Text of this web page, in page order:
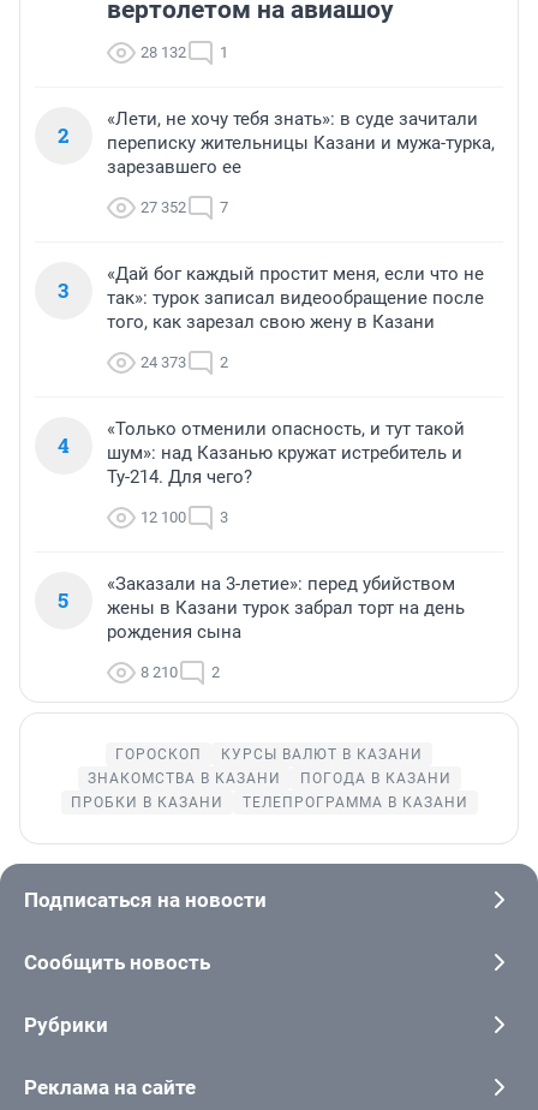
вертолетом на авиашоу
28 132 1
2
«Лети, не хочу тебя знать»: в суде зачитали
переписку жительницы Казани и мужа-турка,
зарезавшего ее
27 352 7
3
«Дай бог каждый простит меня, если что не
так»: турок записал видеообращение после
того, как зарезал свою жену в Казани
24 373 2
4
«Только отменили опасность, и тут такой
шум»: над Казанью кружат истребитель и
Ту-214. Для чего?
12 100 3
5
«Заказали на 3-летие»: перед убийством
жены в Казани турок забрал торт на день
рождения сына
8 210 2
ГОРОСКОП
КУРСЫ ВАЛЮТ В КАЗАНИ
ЗНАКОМСТВА В КАЗАНИ
ПОГОДА В КАЗАНИ
ПРОБКИ В КАЗАНИ
ТЕЛЕПРОГРАММА В КАЗАНИ
Подписаться на новости
Сообщить новость
Рубрики
Реклама на сайте